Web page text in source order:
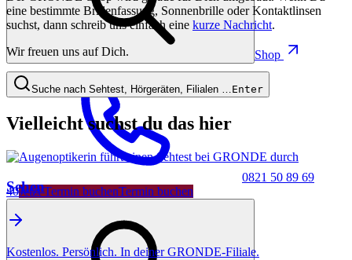
Shop
0821 50 89 69
40Jetzt Termin buchenTermin buchen
eine bestimmte Brillenfassung, Sonnenbrille oder Kontaktlinsen
suchst, dann schreib uns einfach eine kurze Nachricht.
Wir freuen uns auf Dich.
Suche nach Sehtest, Hörgeräten, Filialen … Enter
Vielleicht suchst du das hier
Sehen
Kostenlos. Persönlich. In deiner GRONDE-Filiale.